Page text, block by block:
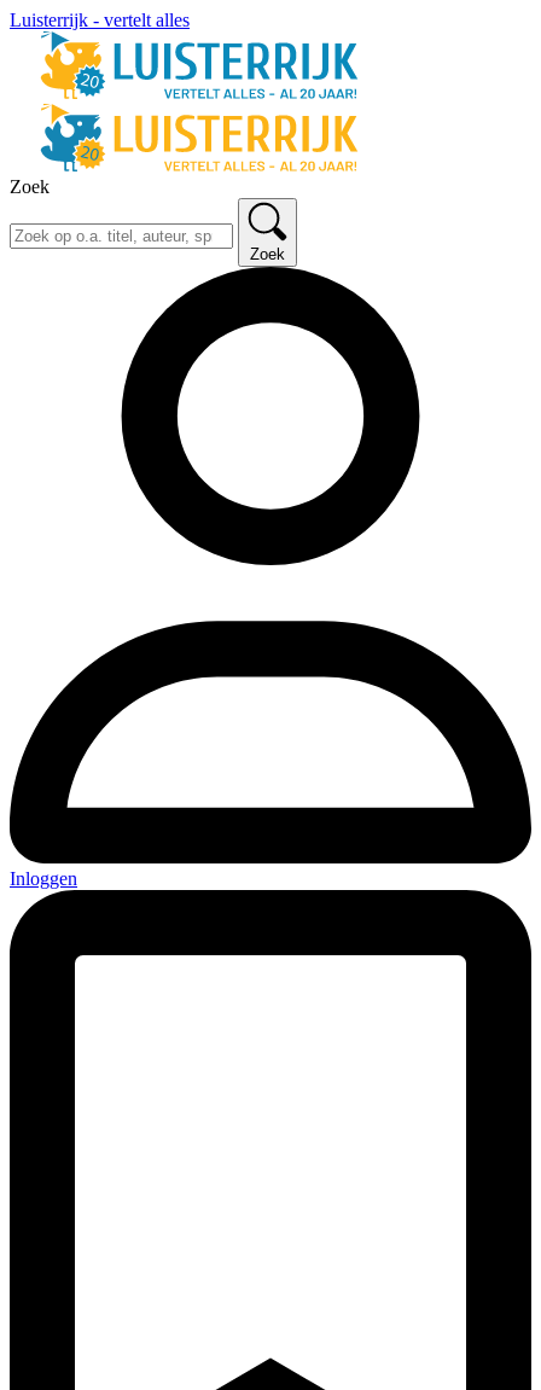
Luisterrijk - vertelt alles
Zoek
Zoek
Inloggen